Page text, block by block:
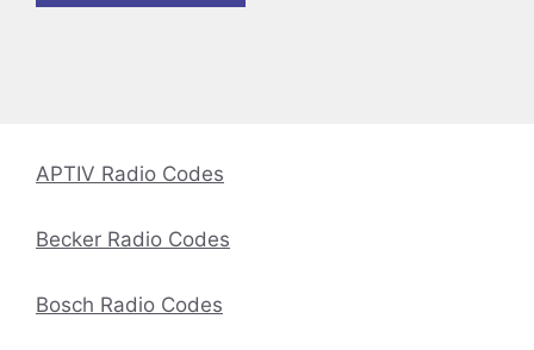
APTIV Radio Codes
Becker Radio Codes
Bosch Radio Codes